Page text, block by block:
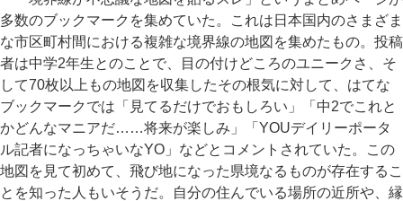
多数のブックマークを集めていた。これは日本国内のさまざま
な市区町村間における複雑な境界線の地図を集めたもの。投稿
者は中学2年生とのことで、目の付けどころのユニークさ、そ
して70枚以上もの地図を収集したその根気に対して、はてな
ブックマークでは「見てるだけでおもしろい」「中2でこれと
かどんなマニアだ……将来が楽しみ」「YOUデイリーポータ
ル記者になっちゃいなYO」などとコメントされていた。この
地図を見て初めて、飛び地になった県境なるものが存在するこ
とを知った人もいそうだ。自分の住んでいる場所の近所や、縁